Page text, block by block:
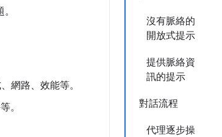
沒有脈絡的
開放式提示
提供脈絡資
訊的提示
對話流程
代理逐步操
網路、效能等。
。